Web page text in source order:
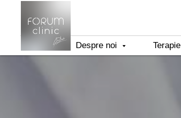
Despre noi Terapie